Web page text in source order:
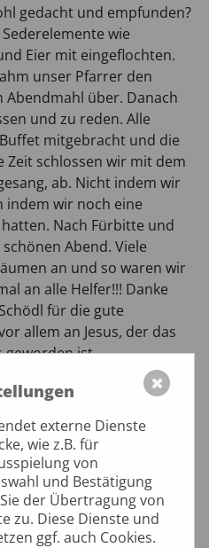
gedacht und empfunden?
wie
Eier mit eingeflochten.
unser Pfarrer den
Abendmahl über. Danach
und zu reden. Alle
mitgebracht und die
Zeit schlossen wir mit dem
ab. Nicht indem wir
indem wir noch eine
Nach Fürbitte und
Abend. Viele
an und so waren wir
an alle Helfer!!! Danke
für die gute
allem an Jesus, der das
geworden ist.
Sederabend
April 2026 um 18.30 Uhr
Freunde von Tor nach Zion,
externe Dienste
wie z.B. für
von
und Bestätigung
der Übertragung von
zu. Diese Dienste und
ggf. auch Cookies.
✖